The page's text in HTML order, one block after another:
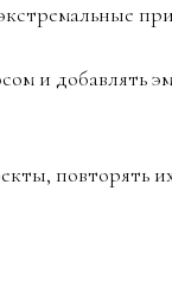
и добавлять
повторять